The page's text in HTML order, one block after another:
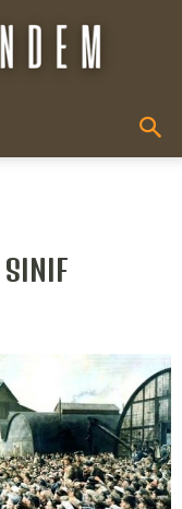
SINIF